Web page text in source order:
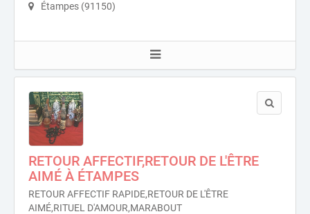
Étampes (91150)
RETOUR AFFECTIF,RETOUR DE L'ÊTRE
AIMÉ À ÉTAMPES
RETOUR AFFECTIF RAPIDE,RETOUR DE L'ÊTRE
AIMÉ,RITUEL D'AMOUR,MARABOUT